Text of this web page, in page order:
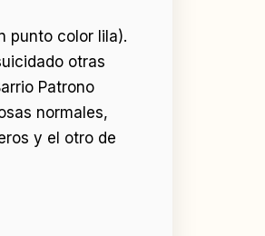
punto color lila).
otras
Patrono
normales,
y el otro de